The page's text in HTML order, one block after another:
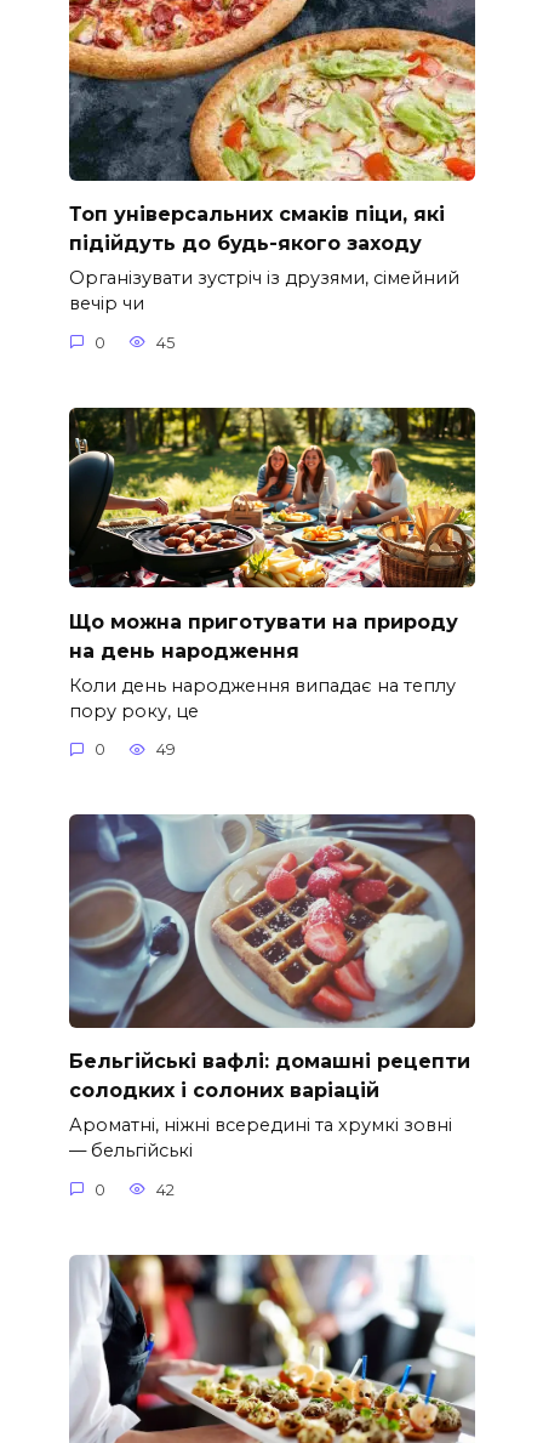
Топ універсальних смаків піци, які
підійдуть до будь-якого заходу
Організувати зустріч із друзями, сімейний
вечір чи
0 45
Що можна приготувати на природу
на день народження
Коли день народження випадає на теплу
пору року, це
0 49
Бельгійські вафлі: домашні рецепти
солодких і солоних варіацій
Ароматні, ніжні всередині та хрумкі зовні
— бельгійські
0 42